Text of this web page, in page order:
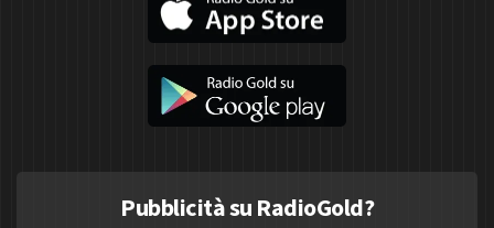
Pubblicità su RadioGold?